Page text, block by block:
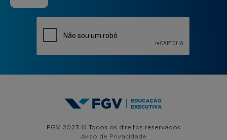
FGV 2023 © Todos os direitos reservados
Aviso de Privacidade